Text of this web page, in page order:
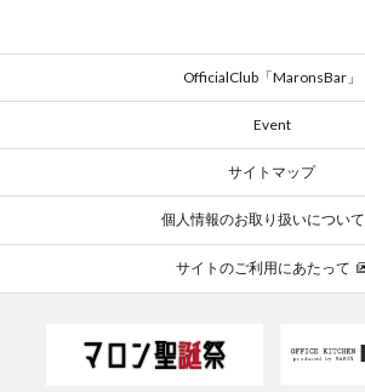
OfficialClub「MaronsBar」
Event
サイトマップ
個人情報のお取り扱いについて
サイトのご利用にあたって